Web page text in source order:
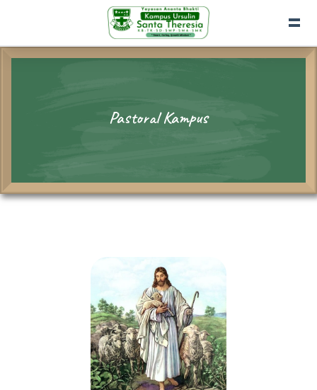
Pastoral Kampus